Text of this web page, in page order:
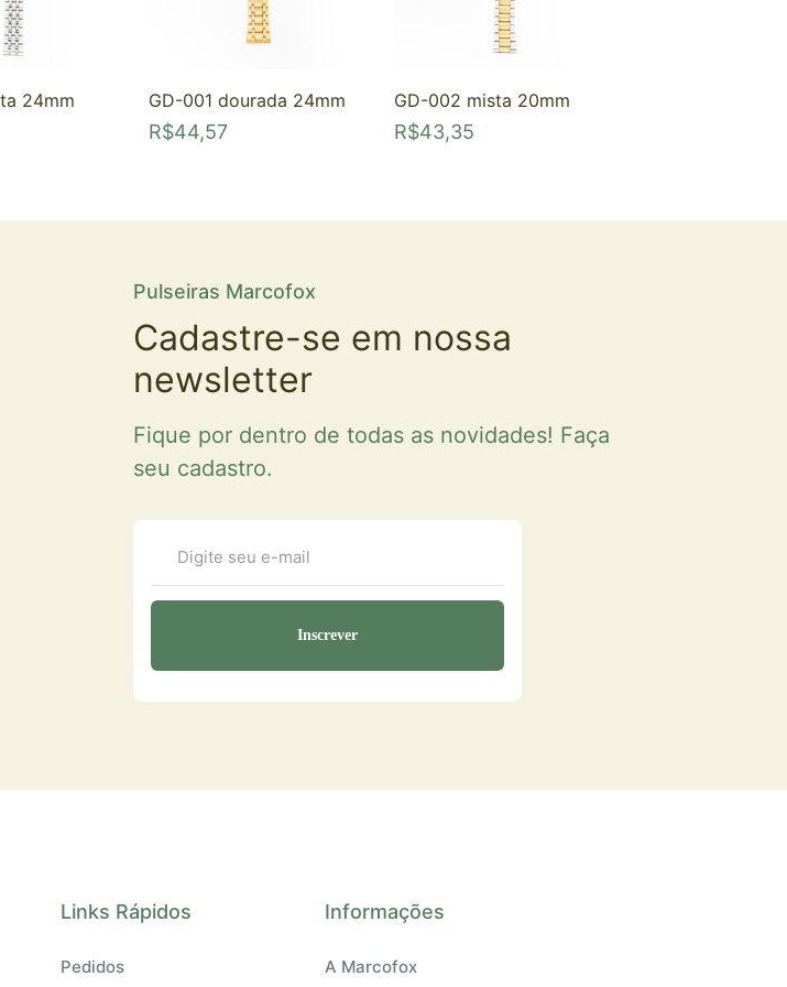
24mm GD-001 dourada 24mm
R$44,57
GD-002 mista 20mm
R$43,35
Pulseiras Marcofox
Cadastre-se em nossa
newsletter
Fique por dentro de todas as novidades! Faça
seu cadastro.
Links Rápidos
Pedidos
Informações
A Marcofox